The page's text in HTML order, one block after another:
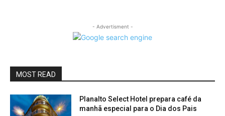
- Advertisment -
MOST READ
Planalto Select Hotel prepara café da
manhã especial para o Dia dos Pais